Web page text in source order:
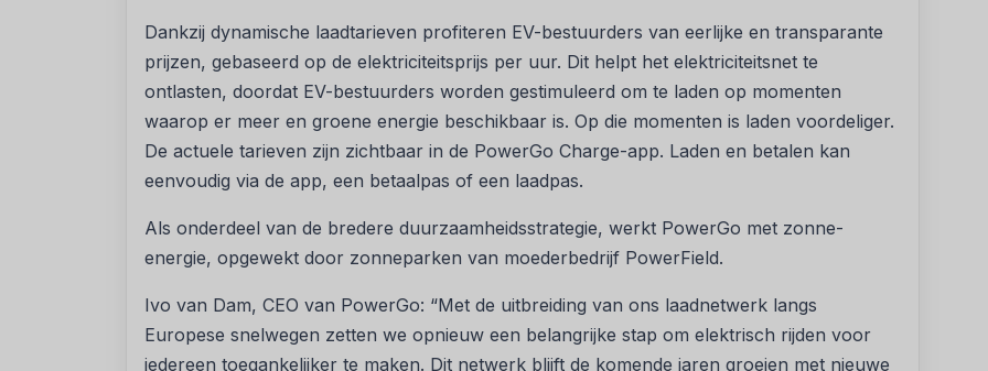
Dankzij dynamische laadtarieven profiteren EV-bestuurders van eerlijke en transparante
prijzen, gebaseerd op de elektriciteitsprijs per uur. Dit helpt het elektriciteitsnet te
ontlasten, doordat EV-bestuurders worden gestimuleerd om te laden op momenten
waarop er meer en groene energie beschikbaar is. Op die momenten is laden voordeliger.
De actuele tarieven zijn zichtbaar in de PowerGo Charge-app. Laden en betalen kan
eenvoudig via de app, een betaalpas of een laadpas.
Als onderdeel van de bredere duurzaamheidsstrategie, werkt PowerGo met zonne-
energie, opgewekt door zonneparken van moederbedrijf PowerField.
Ivo van Dam, CEO van PowerGo: “Met de uitbreiding van ons laadnetwerk langs
Europese snelwegen zetten we opnieuw een belangrijke stap om elektrisch rijden voor
iedereen toegankelijker te maken. Dit netwerk blijft de komende jaren groeien met nieuwe